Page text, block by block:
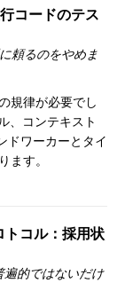
コードのテス
頼るのをやめま
規律が必要でし
、コンテキスト
ワーカーとタイ
ます。
コル：採用状
遍的ではないだけ